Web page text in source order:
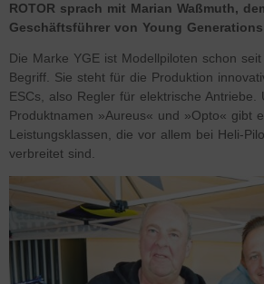
ROTOR sprach mit Marian Waßmuth,
Geschäftsführer von Young
Die Marke YGE ist Modellpiloten schon
Begriff. Sie steht für die Produktion
ESCs, also Regler für elektrische Antriebe.
Produktnamen »Aureus« und »Opto« gibt
Leistungsklassen, die vor allem bei Heli-
verbreitet sind.